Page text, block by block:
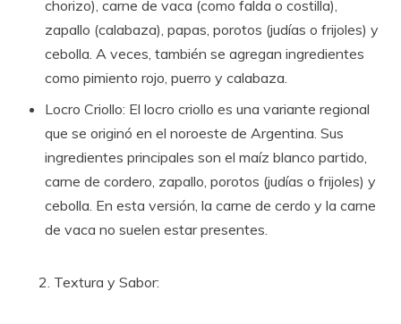
chorizo), carne de vaca (como falda o costilla),
zapallo (calabaza), papas, porotos (judías o frijoles) y
cebolla. A veces, también se agregan ingredientes
como pimiento rojo, puerro y calabaza.
Locro Criollo: El locro criollo es una variante regional
que se originó en el noroeste de Argentina. Sus
ingredientes principales son el maíz blanco partido,
carne de cordero, zapallo, porotos (judías o frijoles) y
cebolla. En esta versión, la carne de cerdo y la carne
de vaca no suelen estar presentes.
Textura y Sabor: